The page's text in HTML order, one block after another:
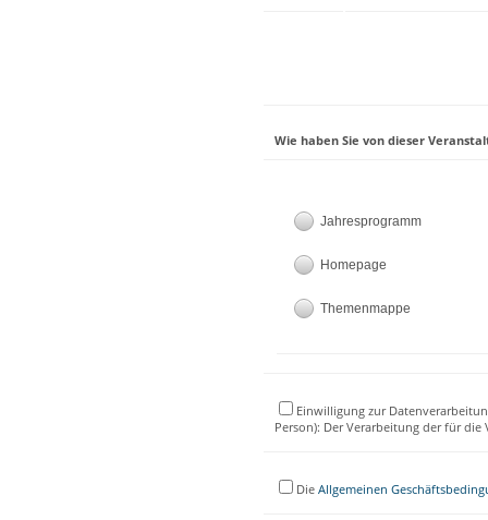
Wie haben Sie von dieser
Jahresprogramm
Homepage
Themenmappe
Einwilligung zur
Person): Der Verarbeitung der für
Die Allgemeinen